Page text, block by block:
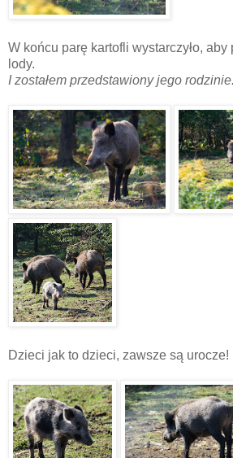
W końcu parę kartofli wystarczyło, aby
lody.
I zostałem przedstawiony jego rodzinie.
Dzieci jak to dzieci, zawsze są urocze!